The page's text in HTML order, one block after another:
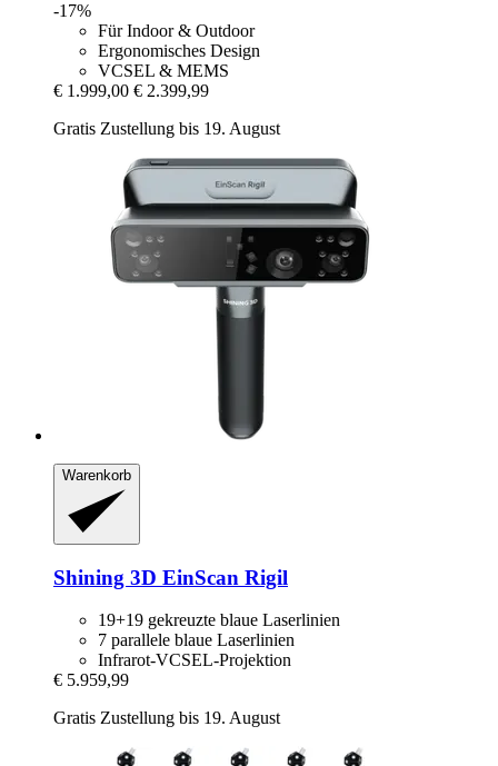
-17%
Für Indoor & Outdoor
Ergonomisches Design
VCSEL & MEMS
€ 1.999,00 € 2.399,99
Gratis Zustellung bis 19. August
Warenkorb
Shining 3D EinScan Rigil
19+19 gekreuzte blaue Laserlinien
7 parallele blaue Laserlinien
Infrarot-VCSEL-Projektion
€ 5.959,99
Gratis Zustellung bis 19. August